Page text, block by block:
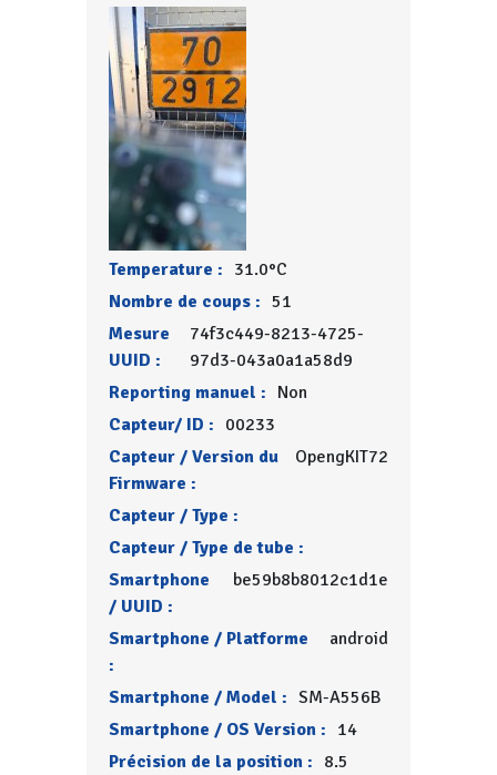
Temperature : 31.0°C
Nombre de coups : 51
Mesure
UUID :
74f3c449-8213-4725-
97d3-043a0a1a58d9
Reporting manuel : Non
Capteur/ ID : 00233
Capteur / Version du
Firmware :
OpengKIT72
Capteur / Type :
Capteur / Type de tube :
Smartphone
/ UUID :
be59b8b8012c1d1e
Smartphone / Platforme
:
android
Smartphone / Model : SM-A556B
Smartphone / OS Version : 14
Précision de la position : 8.5